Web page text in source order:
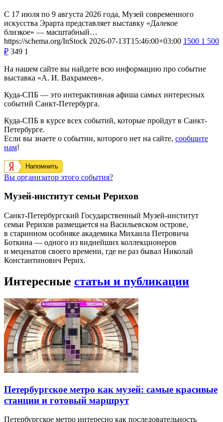
С 17 июля по 9 августа 2026 года, Музей современного
искусства Эрарта представляет выставку «Далекое
близкое» — масштабный…
https://schema.org/InStock 2026-07-13T15:46:00+03:00 1500 1 500
₽ 349 1
На нашем сайте вы найдете всю информацию про событие
выставка «А. И. Вахрамеев».
Куда-СПБ — это интерактивная афиша самых интересных
событий Санкт-Петербурга.
Куда-СПБ в курсе всех событий, которые пройдут в Санкт-
Петербурге.
Если вы знаете о событии, которого нет на сайте, сообщите
нам!
Напомнить
Вы организатор этого события?
Музей-институт семьи Рерихов
Санкт-Петербургский Государственный Музей-институт
семьи Рерихов размещается на Васильевском острове,
в старинном особняке академика Михаила Петровича
Боткина — одного из виднейших коллекционеров
и меценатов своего времени, где не раз бывал Николай
Константинович Рерих.
Интересные статьи и публикации
Петербургское метро как музей: самые красивые
станции и готовый маршрут
Петербургское метро интересно как последовательность